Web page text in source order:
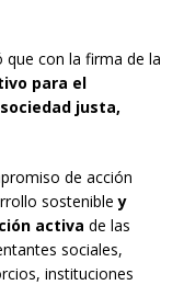
que con la firma de la
para el
justa,
de acción
sostenibley
activa de las
sociales,
instituciones